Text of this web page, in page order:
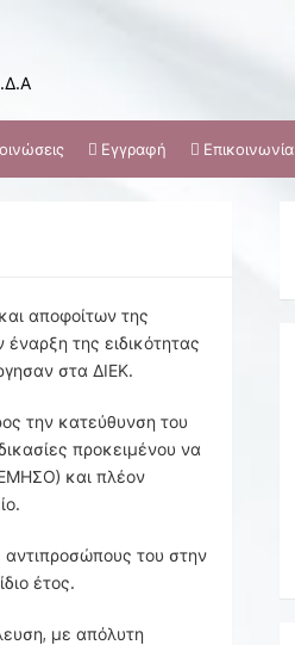
Εγγραφή Επικοινωνία
αποφοίτων της
της ειδικότητας
στα ΔΙΕΚ.
την κατεύθυνση του
προκειμένου να
και πλέον
αντιπροσώπους του στην
έτος.
με απόλυτη